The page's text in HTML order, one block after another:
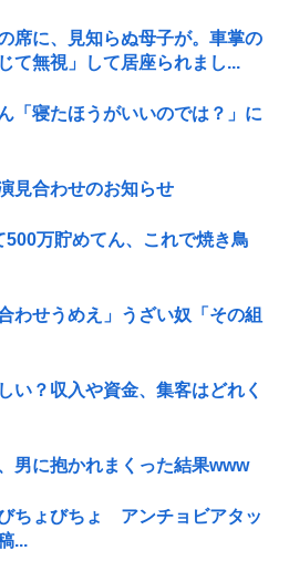
席に、見知らぬ母子が。車掌の
て無視」して居座られまし...
「寝たほうがいいのでは？」に
見合わせのお知らせ
500万貯めてん、これで焼き鳥
わせうめえ」うざい奴「その組
い？収入や資金、集客はどれく
男に抱かれまくった結果www
ちょびちょ アンチョビアタッ
...